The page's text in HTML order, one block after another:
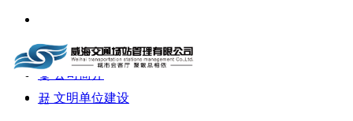
낀 首页
뀣 公司简介
뀶 文明单位建设